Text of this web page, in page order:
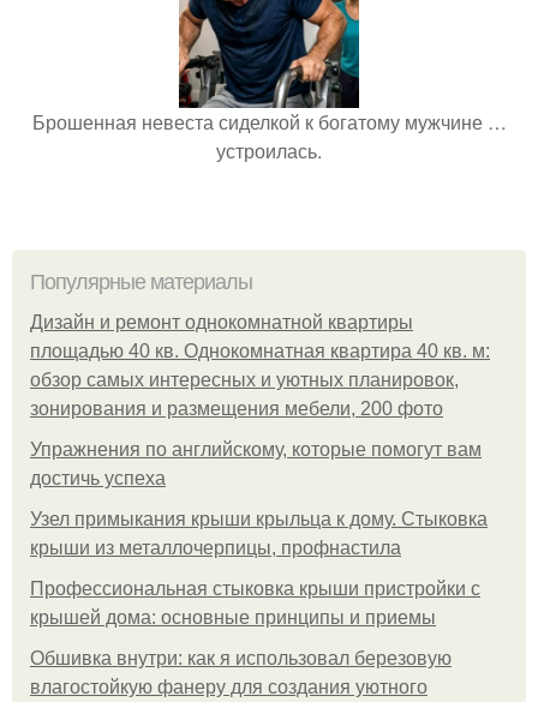
Брошенная невеста сиделкой к богатому мужчине …
устроилась.
Популярные материалы
Дизайн и ремонт однокомнатной квартиры
площадью 40 кв. Однокомнатная квартира 40 кв. м:
обзор самых интересных и уютных планировок,
зонирования и размещения мебели, 200 фото
Упражнения по английскому, которые помогут вам
достичь успеха
Узел примыкания крыши крыльца к дому. Стыковка
крыши из металлочерпицы, профнастила
Профессиональная стыковка крыши пристройки с
крышей дома: основные принципы и приемы
Обшивка внутри: как я использовал березовую
влагостойкую фанеру для создания уютного